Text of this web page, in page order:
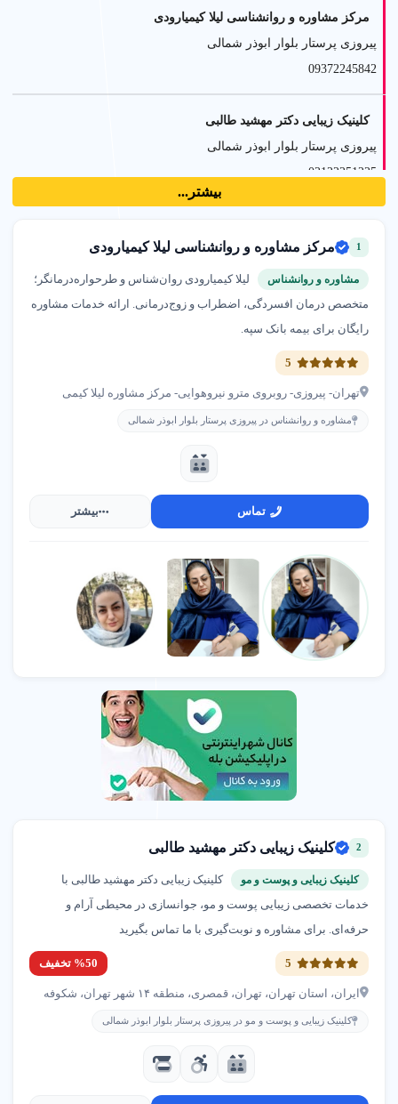
مرکز مشاوره و روانشناسی لیلا کیمیارودی
پیروزی پرستار بلوار ابوذر شمالی
09372245842
کلینیک زیبایی دکتر مهشید طالبی
پیروزی پرستار بلوار ابوذر شمالی
02122251225
پیروزی پرستار بلوار ابوذر شمالی
02177150366
آموزشگاه زبان حکمت پارسا با اساتید مجرب
پیروزی پرستار بلوار ابوذر شمالی
02177988106
متخصص درمان زخم دکتر جواد جوان
پیروزی پرستار بلوار ابوذر شمالی
پیروزی پرستار بلوار ابوذر شمالی
02133300383
کلینیک زیبایی دکتر مسعود زاهدی
پیروزی پرستار بلوار ابوذر شمالی
کارشناس ارتز و پروتز سجاد اسماعیلیان جاوید
پیروزی پرستار بلوار ابوذر شمالی
آموزشگاه خیاطی ارمغان ناب
پیروزی پرستار بلوار ابوذر شمالی
02133170667
پیروزی پرستار بلوار ابوذر شمالی
02133359308
بیشتر...
1 مرکز مشاوره و روانشناسی لیلا کیمیارودی
مشاوره و روانشناس
لیلا کیمیارودی روان‌شناس و طرحواره‌درمانگر؛
متخصص درمان افسردگی، اضطراب و زوج‌درمانی. ارائه خدمات مشاوره
رایگان برای بیمه بانک سپه.
تهران- پیروزی- روبروی مترو نیروهوایی- مرکز مشاوره لیلا کیمی
مشاوره و روانشناس در پیروزی پرستار بلوار ابوذر شمالی
تماس بیشتر
2 کلینیک زیبایی دکتر مهشید طالبی
کلینیک زیبایی و پوست و مو
کلینیک زیبایی دکتر مهشید طالبی با
خدمات تخصصی زیبایی پوست و مو، جوانسازی در محیطی آرام و
حرفه‌ای. برای مشاوره و نوبت‌گیری با ما تماس بگیرید
%50 تخفیف
ایران، استان تهران، تهران، قمصری، منطقه ۱۴ شهر تهران، شکوفه
کلینیک زیبایی و پوست و مو در پیروزی پرستار بلوار ابوذر شمالی